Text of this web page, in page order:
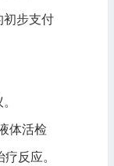
步支付
体活检
反应。